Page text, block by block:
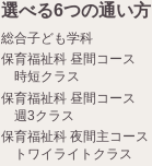
選べる6つの通い方
総合子ども学科
保育福祉科 昼間コース
時短クラス
保育福祉科 昼間コース
週3クラス
保育福祉科 夜間主コース
トワイライトクラス